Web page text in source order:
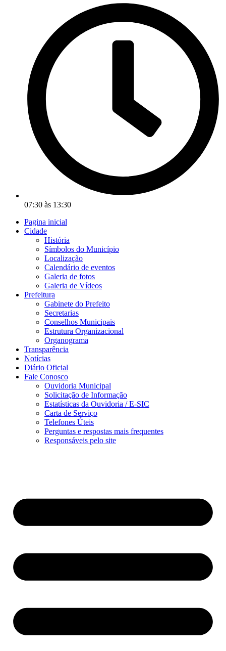
07:30 às 13:30
Pagina inicial
Cidade
História
Símbolos do Município
Localização
Calendário de eventos
Galeria de fotos
Galeria de Vídeos
Prefeitura
Gabinete do Prefeito
Secretarias
Conselhos Municipais
Estrutura Organizacional
Organograma
Transparência
Notícias
Diário Oficial
Fale Conosco
Ouvidoria Municipal
Solicitação de Informação
Estatísticas da Ouvidoria / E-SIC
Carta de Serviço
Telefones Úteis
Perguntas e respostas mais frequentes
Responsáveis pelo site